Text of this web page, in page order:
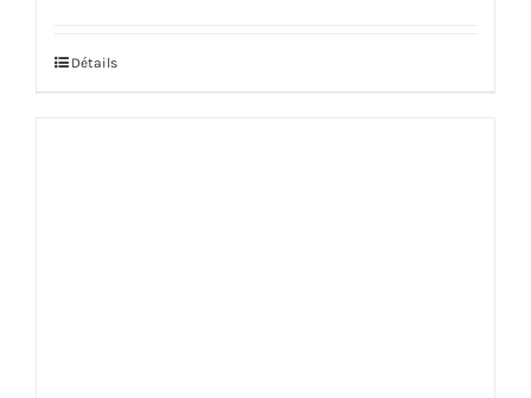
Détails